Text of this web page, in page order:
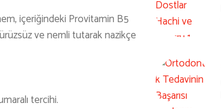
içeriğindeki Provitamin B5
ve nemli tutarak nazikçe
tercihi.